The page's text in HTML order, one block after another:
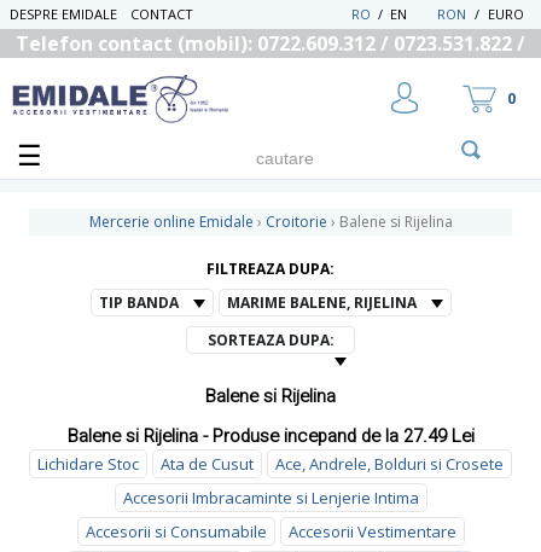
DESPRE EMIDALE CONTACT RON / EURO
EN
/
RO
Telefon contact (mobil): 0722.609.312 / 0723.531.822 /
UTILIZATOR NOU
RECUPEREAZA PAROLA
0
Mercerie online Emidale › Croitorie › Balene si Rijelina
FILTREAZA DUPA:
TIP BANDA
MARIME BALENE, RIJELINA
SORTEAZA DUPA:
Balene si Rijelina
Balene si Rijelina - Produse incepand de la 27.49 Lei
Lichidare Stoc Ata de Cusut
Ace, Andrele, Bolduri si Crosete
Accesorii Imbracaminte si Lenjerie Intima
Accesorii si Consumabile
Accesorii Vestimentare